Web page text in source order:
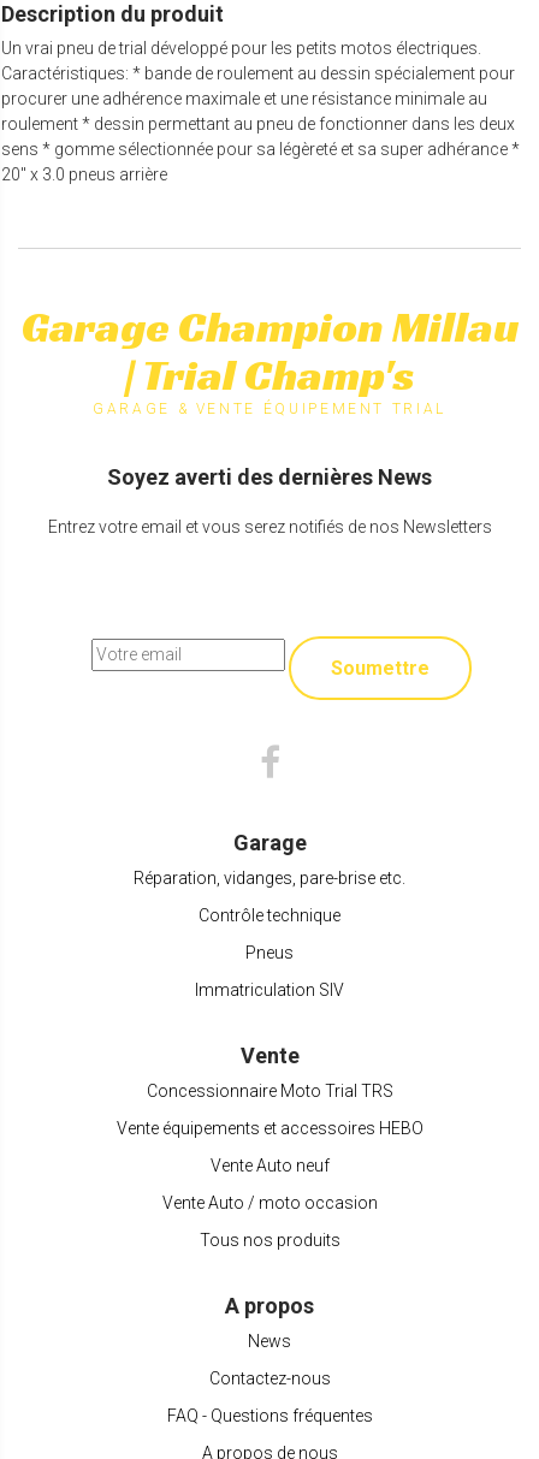
Description du produit
Un vrai pneu de trial développé pour les petits motos électriques.
Caractéristiques: * bande de roulement au dessin spécialement pour
procurer une adhérence maximale et une résistance minimale au
roulement * dessin permettant au pneu de fonctionner dans les deux
sens * gomme sélectionnée pour sa légèreté et sa super adhérance *
20" x 3.0 pneus arrière
Garage Champion Millau
| Trial Champ's
GARAGE & VENTE ÉQUIPEMENT TRIAL
Soyez averti des dernières News
Entrez votre email et vous serez notifiés de nos Newsletters
Soumettre
Garage
Réparation, vidanges, pare-brise etc.
Contrôle technique
Pneus
Immatriculation SIV
Vente
Concessionnaire Moto Trial TRS
Vente équipements et accessoires HEBO
Vente Auto neuf
Vente Auto / moto occasion
Tous nos produits
A propos
News
Contactez-nous
FAQ - Questions fréquentes
A propos de nous